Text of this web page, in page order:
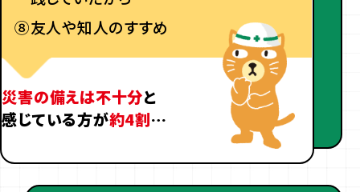
⑧友人や知人のすすめ
災害の備えは不十分と
感じている方が約4割…